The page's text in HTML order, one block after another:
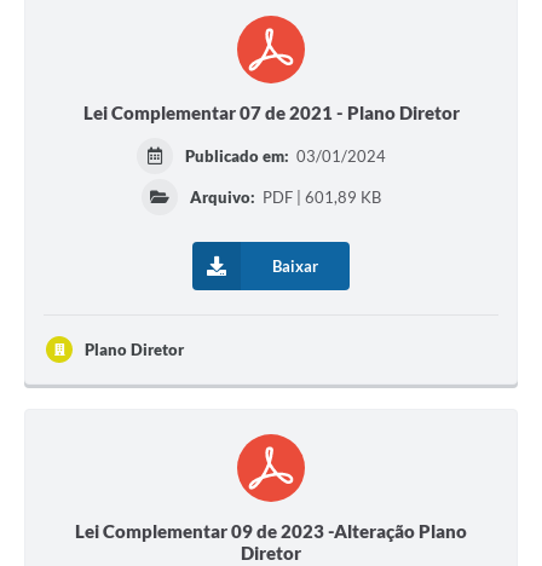
Lei Complementar 07 de 2021 - Plano Diretor
Publicado em: 03/01/2024
Arquivo: PDF | 601,89 KB
Baixar
Plano Diretor
Lei Complementar 09 de 2023 -Alteração Plano
Diretor